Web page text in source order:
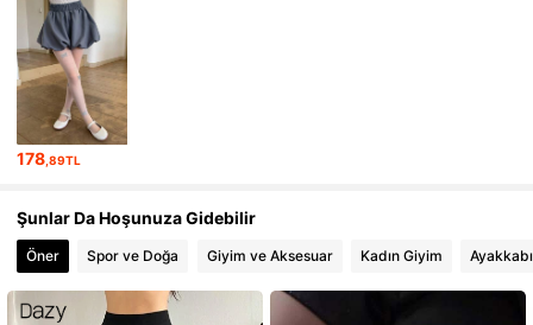
178 ,89TL
Şunlar Da Hoşunuza Gidebilir
Öner Spor ve Doğa Giyim ve Aksesuar Kadın Giyim Ayakkabı